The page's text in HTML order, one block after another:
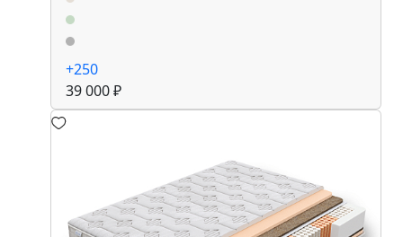
+250
39 000 ₽